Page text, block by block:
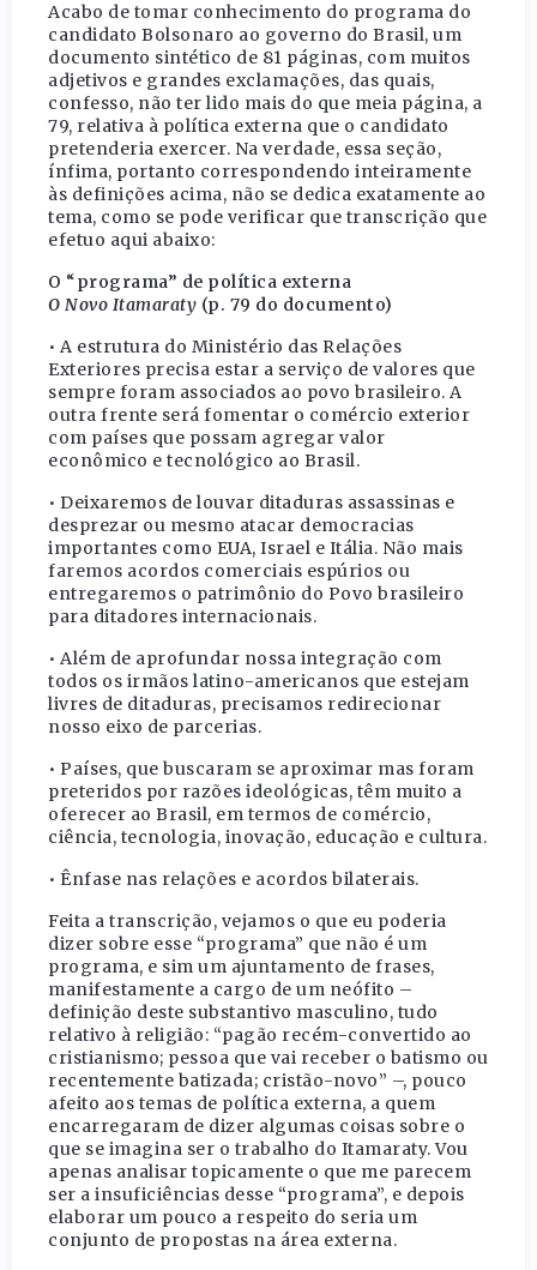
Acabo de tomar conhecimento do programa do
candidato Bolsonaro ao governo do Brasil, um
documento sintético de 81 páginas, com muitos
adjetivos e grandes exclamações, das quais,
confesso, não ter lido mais do que meia página, a
79, relativa à política externa que o candidato
pretenderia exercer. Na verdade, essa seção,
ínfima, portanto correspondendo inteiramente
às definições acima, não se dedica exatamente ao
tema, como se pode verificar que transcrição que
efetuo aqui abaixo:
O “programa” de política externa
O Novo Itamaraty (p. 79 do documento)
• A estrutura do Ministério das Relações
Exteriores precisa estar a serviço de valores que
sempre foram associados ao povo brasileiro. A
outra frente será fomentar o comércio exterior
com países que possam agregar valor
econômico e tecnológico ao Brasil.
• Deixaremos de louvar ditaduras assassinas e
desprezar ou mesmo atacar democracias
importantes como EUA, Israel e Itália. Não mais
faremos acordos comerciais espúrios ou
entregaremos o patrimônio do Povo brasileiro
para ditadores internacionais.
• Além de aprofundar nossa integração com
todos os irmãos latino-americanos que estejam
livres de ditaduras, precisamos redirecionar
nosso eixo de parcerias.
• Países, que buscaram se aproximar mas foram
preteridos por razões ideológicas, têm muito a
oferecer ao Brasil, em termos de comércio,
ciência, tecnologia, inovação, educação e cultura.
• Ênfase nas relações e acordos bilaterais.
Feita a transcrição, vejamos o que eu poderia
dizer sobre esse “programa” que não é um
programa, e sim um ajuntamento de frases,
manifestamente a cargo de um neófito –
definição deste substantivo masculino, tudo
relativo à religião: “pagão recém-convertido ao
cristianismo; pessoa que vai receber o batismo ou
recentemente batizada; cristão-novo” –, pouco
afeito aos temas de política externa, a quem
encarregaram de dizer algumas coisas sobre o
que se imagina ser o trabalho do Itamaraty. Vou
apenas analisar topicamente o que me parecem
ser a insuficiências desse “programa”, e depois
elaborar um pouco a respeito do seria um
conjunto de propostas na área externa.